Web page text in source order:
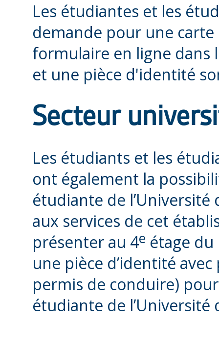
Les étudiantes et les
demande pour une
formulaire en ligne dans
et une pièce d'identité
Secteur
Les étudiants et les
ont également la
étudiante de
aux services de cet
présenter au 4e étage
une pièce d’identité
permis de conduire)
étudiante de l’Université